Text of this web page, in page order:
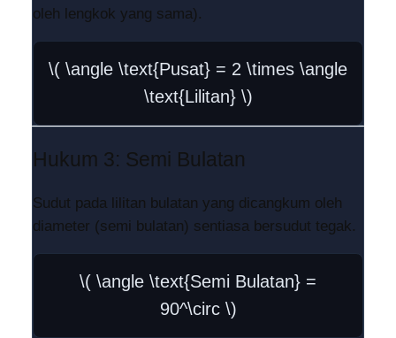
oleh lengkok yang sama).
\( \angle \text{Pusat} = 2 \times \angle
\text{Lilitan} \)
Hukum 3: Semi Bulatan
Sudut pada lilitan bulatan yang dicangkum oleh
diameter (semi bulatan) sentiasa bersudut tegak.
\( \angle \text{Semi Bulatan} =
90^\circ \)